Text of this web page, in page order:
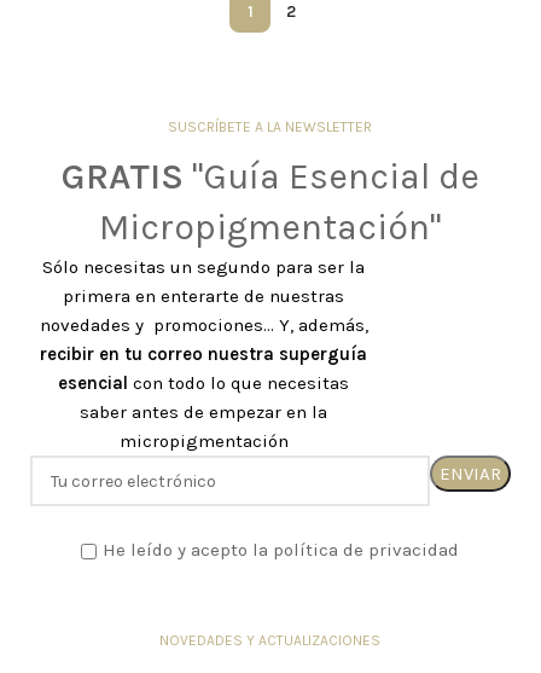
1 2
SUSCRÍBETE A LA NEWSLETTER
GRATIS "Guía Esencial de
Micropigmentación"
Sólo necesitas un segundo para ser la
primera en enterarte de nuestras
novedades y promociones... Y, además,
recibir en tu correo nuestra superguía
esencial con todo lo que necesitas
saber antes de empezar en la
micropigmentación
He leído y acepto la política de privacidad
NOVEDADES Y ACTUALIZACIONES